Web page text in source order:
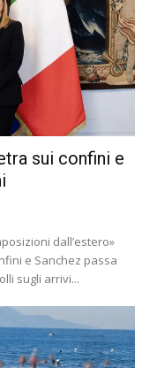
sui confini e
dall’estero»
e Sanchez passa
sugli arrivi...